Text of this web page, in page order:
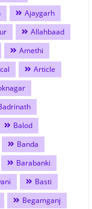
Ajaygarh
Allahbaad
Amethi
Article
Balod
Banda
Barabanki
Basti
Begamganj